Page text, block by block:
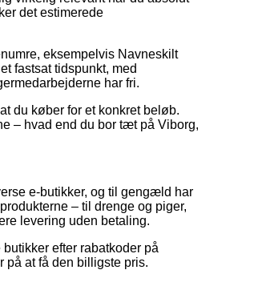
det estimerede
eksempelvis Navneskilt
fastsat tidspunkt, med
har fri.
du køber for et konkret beløb.
– hvad end du bor tæt på Viborg,
e-butikker, og til gengæld har
– til drenge og piger,
levering uden betaling.
efter rabatkoder på
på at få den billigste pris.